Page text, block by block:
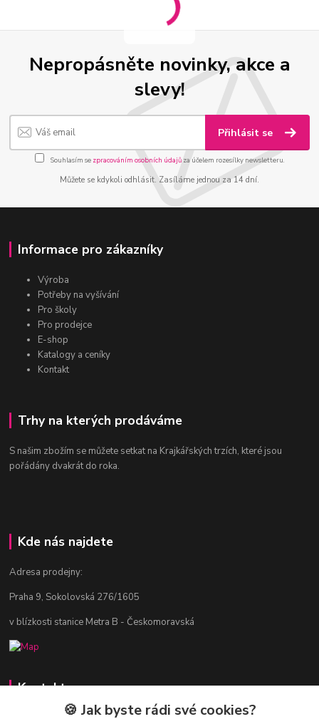
Nepropásněte novinky, akce a
slevy!
Přihlásit se
Souhlasím se zpracováním osobních údajůza účelem rozesílky newsletteru.
Můžete se kdykoli odhlásit. Zasíláme jednou za 14 dní.
Informace pro zákazníky
Výroba
Potřeby na vyšívání
Pro školy
Pro prodejce
E-shop
Katalogy a ceníky
Kontakt
Trhy na kterých prodáváme
S našim zbožím se můžete setkat na Krajkářských trzích, které jsou
pořádány dvakrát do roka.
Kde nás najdete
Adresa prodejny:
Praha 9, Sokolovská 276/1605
v blízkosti stanice Metra B - Českomoravská
Kontakty
🍪 Jak byste rádi své cookies?